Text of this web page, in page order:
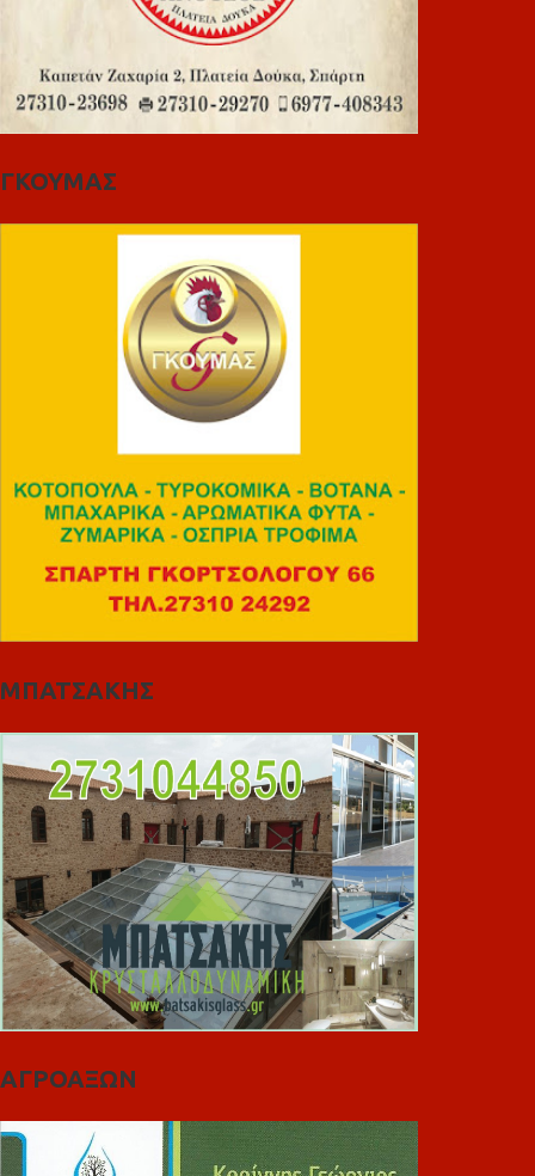
ΓΚΟΥΜΑΣ
ΜΠΑΤΣΑΚΗΣ
ΑΓΡΟΑΞΩΝ